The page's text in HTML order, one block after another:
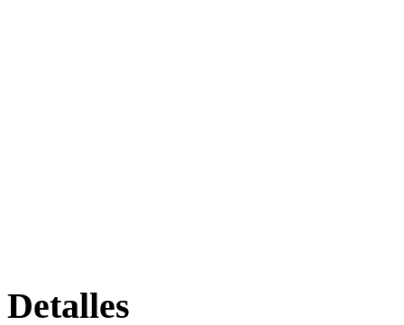
Detalles